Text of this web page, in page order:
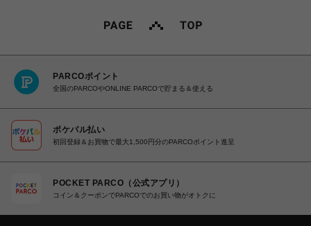
PARCOポイント
全国のPARCOやONLINE PARCOで貯まる＆使える
ポケパル払い
初回登録＆お買物で最大1,500円分のPARCOポイント進呈
POCKET PARCO（公式アプリ）
コイン＆クーポンでPARCOでのお買い物がオトクに